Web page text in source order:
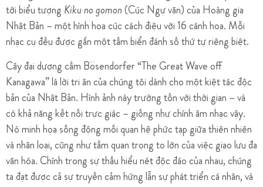
tới biểu tượng Kiku no gomon (Cúc Ngự văn) của Hoàng gia
Nhật Bản – một hình hoa cúc cách điệu với 16 cánh hoa. Mỗi
nhạc cụ đều được gắn một tấm biển đánh số thứ tự riêng biệt.
Cây đại dương cầm Bösendorfer “The Great Wave off
Kanagawa” là lời tri ân của chúng tôi dành cho một kiệt tác độc
bản của Nhật Bản. Hình ảnh này trường tồn với thời gian – và
có khả năng kết nối trực giác – giống như chính âm nhạc vậy.
Nó minh họa sống động mối quan hệ phức tạp giữa thiên nhiên
và nhân loại, cũng như tầm quan trọng to lớn của việc giao lưu đa
văn hóa. Chính trong sự thấu hiểu nét độc đáo của nhau, chúng
ta đạt được cả sự truyền cảm hứng lẫn sự phát triển cá nhân, và